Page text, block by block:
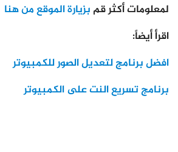
لمعلومات أكثر قم بزيارة الموقع من هنا
اقرأ أيضاً:
افضل برنامج لتعديل الصور للكمبيوتر
برنامج تسريع النت على الكمبيوتر